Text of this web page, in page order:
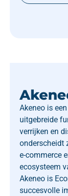
Akeneo is
uitgebreide
verrijken en
onderscheidt
e-commerce
ecosysteem
Akeneo is
succesvolle